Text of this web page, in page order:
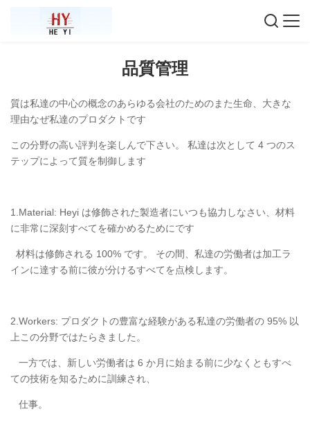
品質管理
質は私達の中心の概念のあらゆる会社のためのまた生命、大きな
理由なぜ私達のプロダクトです
この分野の高い評判を楽しんで下さい。 私達は次として 4 つのス
テップによって質を制御します
1.Material: Heyi は修飾された製造者にいつも協力しなさい、材料
に非常に深刻すべてを確かめるためにです
材料は修飾される 100% です。 その間、私達の労働者は加工ラ
インに達する前に彼が分けるすべてを点検します。
2.Workers: プロダクトの豊富な経験がある私達の労働者の 95% 以
上この分野ではたらきました。
一方では、新しい労働者は 6 か月に始まる前に少なくともすべ
ての技術を知るために訓練され、
仕事。